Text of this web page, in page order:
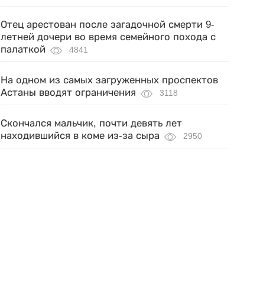
Отец арестован после загадочной смерти 9-
летней дочери во время семейного похода с
палаткой
4841
На одном из самых загруженных проспектов
Астаны вводят ограничения
3118
Скончался мальчик, почти девять лет
находившийся в коме из-за сыра
2950